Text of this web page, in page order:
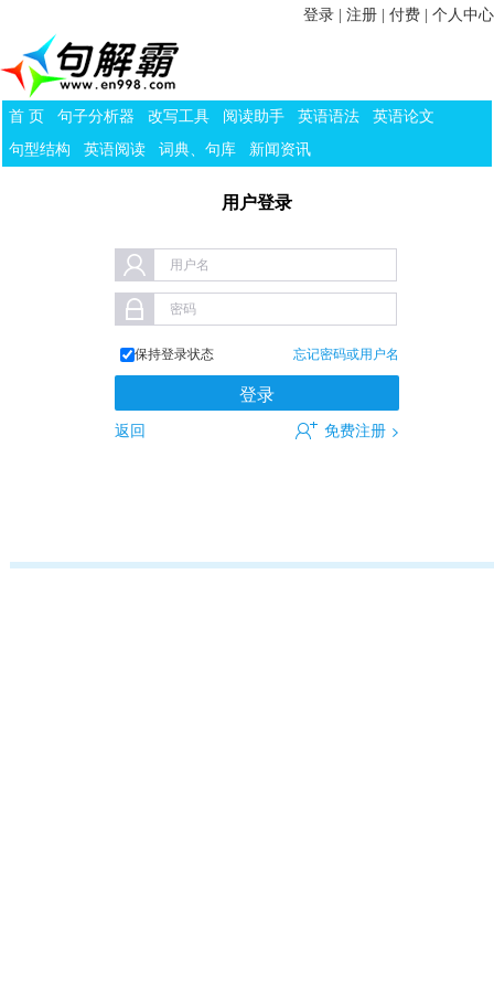
登录 注册 付费 个人中心
首 页 句子分析器 改写工具 阅读助手 英语语法
英语论文
句型结构
英语阅读 词典、句库 新闻资讯
用户登录
用户名
密码
保持登录状态 忘记密码或用户名
返回 免费注册